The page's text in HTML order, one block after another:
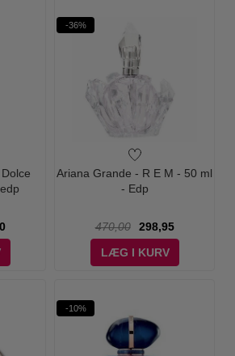
-36%
Ariana Grande - R E M - 50 ml
- Edp
470,00
298,95
LÆG I KURV
-10%